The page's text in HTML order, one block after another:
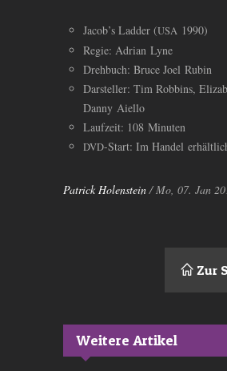
Jacob’s Ladder (USA 1990)
Regie: Adrian Lyne
Drehbuch: Bruce Joel Rubin
Darsteller: Tim Robbins,
Danny Aiello
Laufzeit: 108 Minuten
DVD-Start: Im Handel
Patrick Holenstein/ Mo, 07. Jan
Zur
Weitere Artikel